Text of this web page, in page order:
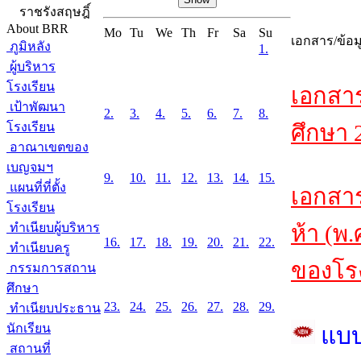
ราชรังสฤษฎิ์
About BRR
ภูมิหลัง
ผู้บริหาร
โรงเรียน
เป้าพัฒนา
โรงเรียน
อาณาเขตของ
เบญจมฯ
แผนที่ที่ตั้ง
โรงเรียน
ทำเนียบผู้บริหาร
ทำเนียบครู
กรรมการสถาน
ศึกษา
ทำเนียบประธาน
นักเรียน
สถานที่
Mo Tu We Th Fr Sa
Su
1.
2. 3. 4. 5. 6. 7. 8.
9. 10. 11. 12. 13. 14. 15.
16. 17. 18. 19. 20. 21. 22.
23. 24. 25. 26. 27. 28. 29.
เอกสาร/ข้อ
เอกส
ศึกษา
เอกส
ห้า (พ.
ของโ
แบ